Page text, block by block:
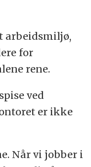
arbeidsmiljø,
for
rene.
ved
er ikke
Når vi jobber i